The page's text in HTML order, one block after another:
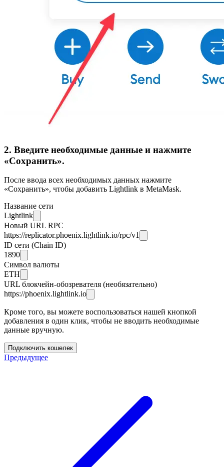
2. Введите необходимые данные и нажмите
«Сохранить».
После ввода всех необходимых данных нажмите
«Сохранить», чтобы добавить Lightlink в MetaMask.
Название сети
Lightlink
Новый URL RPC
https://replicator.phoenix.lightlink.io/rpc/v1
ID сети (Chain ID)
1890
Символ валюты
ETH
URL блокчейн-обозревателя (необязательно)
https://phoenix.lightlink.io
Кроме того, вы можете воспользоваться нашей кнопкой
добавления в один клик, чтобы не вводить необходимые
данные вручную.
Подключить кошелек
Предыдущее